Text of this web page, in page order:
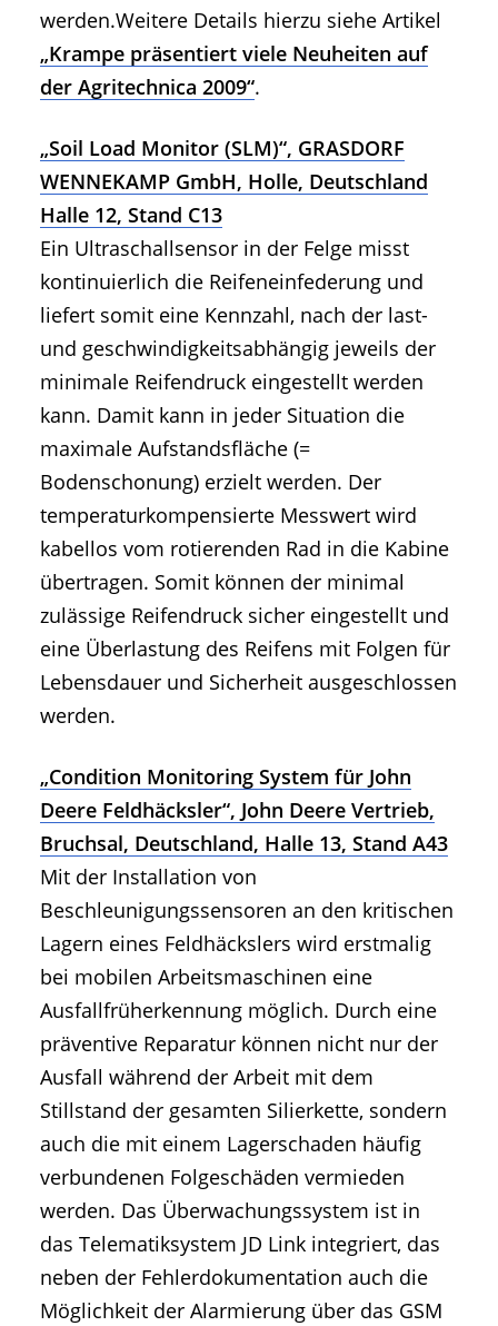
werden.Weitere Details hierzu siehe Artikel
„Krampe präsentiert viele Neuheiten auf
der Agritechnica 2009“.
„Soil Load Monitor (SLM)“, GRASDORF
WENNEKAMP GmbH, Holle, Deutschland
Halle 12, Stand C13
Ein Ultraschallsensor in der Felge misst
kontinuierlich die Reifeneinfederung und
liefert somit eine Kennzahl, nach der last-
und geschwindigkeitsabhängig jeweils der
minimale Reifendruck eingestellt werden
kann. Damit kann in jeder Situation die
maximale Aufstandsfläche (=
Bodenschonung) erzielt werden. Der
temperaturkompensierte Messwert wird
kabellos vom rotierenden Rad in die Kabine
übertragen. Somit können der minimal
zulässige Reifendruck sicher eingestellt und
eine Überlastung des Reifens mit Folgen für
Lebensdauer und Sicherheit ausgeschlossen
werden.
„Condition Monitoring System für John
Deere Feldhäcksler“, John Deere Vertrieb,
Bruchsal, Deutschland, Halle 13, Stand A43
Mit der Installation von
Beschleunigungssensoren an den kritischen
Lagern eines Feldhäckslers wird erstmalig
bei mobilen Arbeitsmaschinen eine
Ausfallfrüherkennung möglich. Durch eine
präventive Reparatur können nicht nur der
Ausfall während der Arbeit mit dem
Stillstand der gesamten Silierkette, sondern
auch die mit einem Lagerschaden häufig
verbundenen Folgeschäden vermieden
werden. Das Überwachungssystem ist in
das Telematiksystem JD Link integriert, das
neben der Fehlerdokumentation auch die
Möglichkeit der Alarmierung über das GSM